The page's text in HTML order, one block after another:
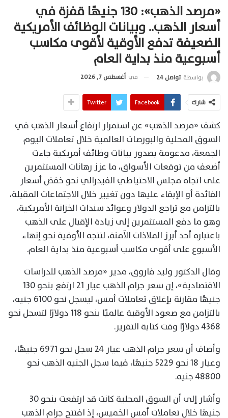
«مرصد الذهب»: 130 جنيهًا قفزة في
أسعار الذهب.. وبيانات الوظائف الأمريكية
الضعيفة تدفع الأوقية لأقوى مكاسب
أسبوعية منذ بداية العام
بواسطة تواصل 24 في أغسطس 7, 2026
شارك Facebook
Twitter
كشف «مرصد الذهب» عن استمرار ارتفاع أسعار الذهب في
السوق المحلية والبورصات العالمية خلال تعاملات اليوم
الجمعة، مدعومة بصدور بيانات وظائف أمريكية جاءت
أضعف من توقعات الأسواق، ما عزز رهانات المستثمرين
على اتجاه مجلس الاحتياطي الفيدرالي نحو خفض أسعار
الفائدة أو الإبقاء عليها دون تغيير خلال الاجتماعات المقبلة،
بالتزامن مع تراجع الدولار وعوائد سندات الخزانة الأمريكية،
وهو ما دفع المستثمرين إلى زيادة الإقبال على الذهب
باعتباره أحد أبرز الملاذات الآمنة، لتتجه الأوقية نحو إنهاء
الأسبوع على أقوى مكاسب أسبوعية منذ بداية العام.
وقال الدكتور وليد فاروق، مدير «مرصد الذهب للدراسات
الاقتصادية»، إن سعر جرام الذهب عيار 21 ارتفع بنحو 130
جنيهًا مقارنة بإغلاق تعاملات أمس، ليسجل نحو 6100 جنيه،
بالتزامن مع صعود الأوقية عالميًا بنحو 118 دولارًا لتسجل نحو
4368 دولارًا وقت كتابة التقرير.
وأضاف أن سعر جرام الذهب عيار 24 سجل نحو 6971 جنيهًا،
وعيار 18 نحو 5229 جنيهًا، فيما سجل الجنيه الذهب نحو
48800 جنيه.
وأشار إلى أن السوق المحلية كانت قد ارتفعت بنحو 30
جنيهًا خلال تعاملات أمس الخميس، إذ افتتح جرام الذهب